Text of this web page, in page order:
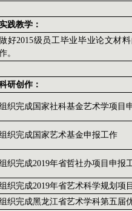
践教学：
好2015级员工毕业毕业论文材
。
研创作：
织完成国家社科基金艺术学项目
织完成国家艺术基金申报工作
织完成2019年省哲社办项目申报
织完成2019年省艺术科学规划项
织完成黑龙江省艺术学科第五届